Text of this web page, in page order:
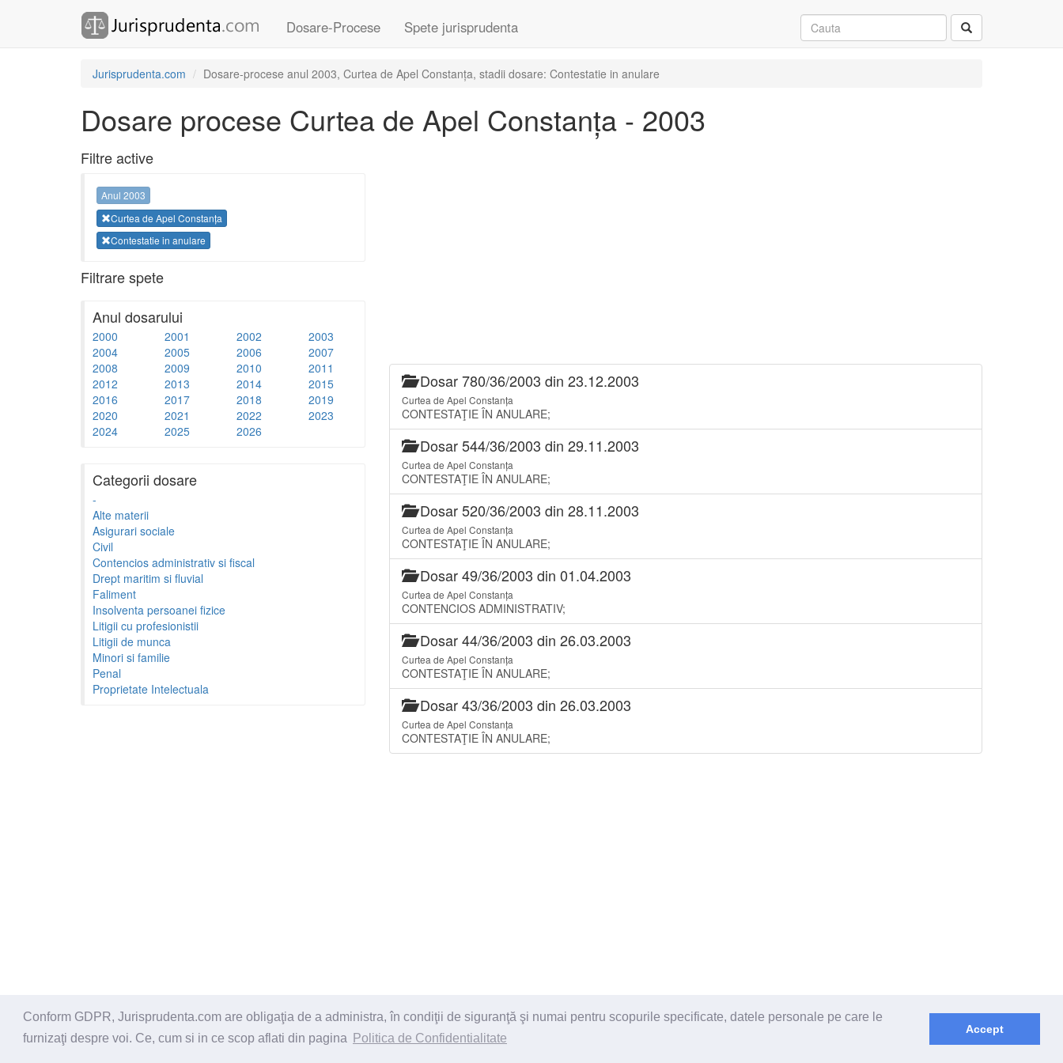
Conform GDPR, Jurisprudenta.com are obligaţia de a administra, în condiţii de siguranţă şi numai pentru scopurile specificate, datele personale pe care le
furnizaţi despre voi. Ce, cum si in ce scop aflati din pagina
Politica de Confidentialitate
Accept
Dosare-Procese Spete jurisprudenta
Jurisprudenta.com Dosare-procese anul 2003, Curtea de Apel Constanța, stadii dosare: Contestatie in anulare
Dosare procese Curtea de Apel Constanța - 2003
Filtre active
Anul 2003
Curtea de Apel Constanța
Contestatie in anulare
Filtrare spete
Anul dosarului
2000 2001 2002
2003
2004
2005 2006
2007
2008
2009 2010
2011
2012
2013 2014
2015
2016
2017 2018
2019
2020
2021 2022
2023
2024
2025 2026
Categorii dosare
-
Alte materii
Asigurari sociale
Civil
Contencios administrativ si fiscal
Drept maritim si fluvial
Faliment
Insolventa persoanei fizice
Litigii cu profesionistii
Litigii de munca
Minori si familie
Penal
Proprietate Intelectuala
Dosar 780/36/2003 din 23.12.2003
Curtea de Apel Constanța
CONTESTAŢIE ÎN ANULARE;
Dosar 544/36/2003 din 29.11.2003
Curtea de Apel Constanța
CONTESTAŢIE ÎN ANULARE;
Dosar 520/36/2003 din 28.11.2003
Curtea de Apel Constanța
CONTESTAŢIE ÎN ANULARE;
Dosar 49/36/2003 din 01.04.2003
Curtea de Apel Constanța
CONTENCIOS ADMINISTRATIV;
Dosar 44/36/2003 din 26.03.2003
Curtea de Apel Constanța
CONTESTAŢIE ÎN ANULARE;
Dosar 43/36/2003 din 26.03.2003
Curtea de Apel Constanța
CONTESTAŢIE ÎN ANULARE;
© 2026 - Jurisprudenta.com -Cautare-Termeni si conditii